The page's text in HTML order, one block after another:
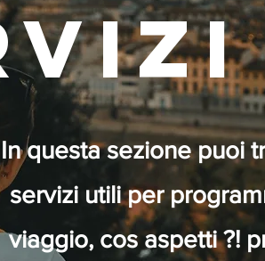
In questa sezione puoi
servizi utili per
viaggio, cos aspetti ?!